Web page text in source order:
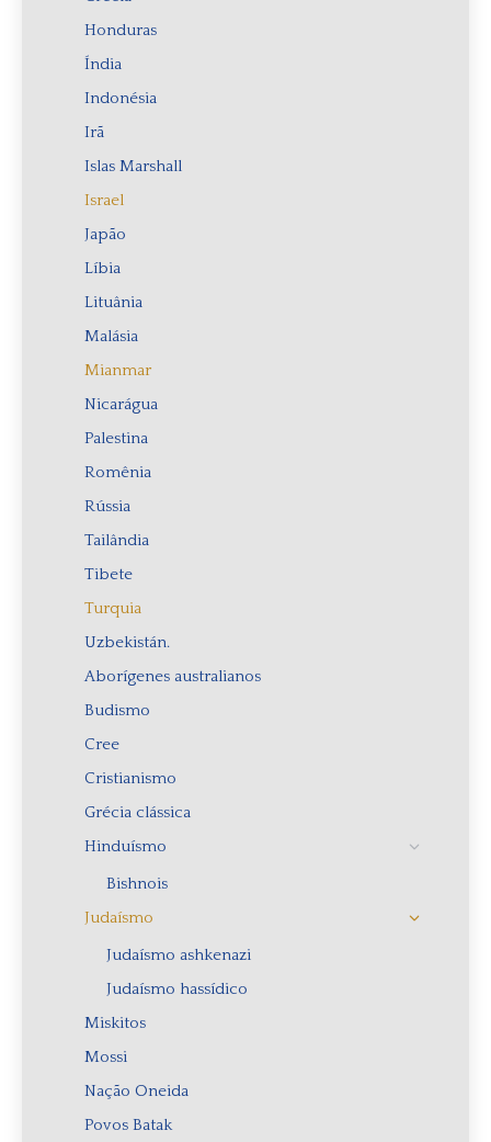
Honduras
Índia
Indonésia
Irã
Islas Marshall
Israel
Japão
Líbia
Lituânia
Malásia
Mianmar
Nicarágua
Palestina
Romênia
Rússia
Tailândia
Tibete
Turquia
Uzbekistán.
Aborígenes australianos
Budismo
Cree
Cristianismo
Grécia clássica
Hinduísmo
Bishnois
Judaísmo
Judaísmo ashkenazi
Judaísmo hassídico
Miskitos
Mossi
Nação Oneida
Povos Batak